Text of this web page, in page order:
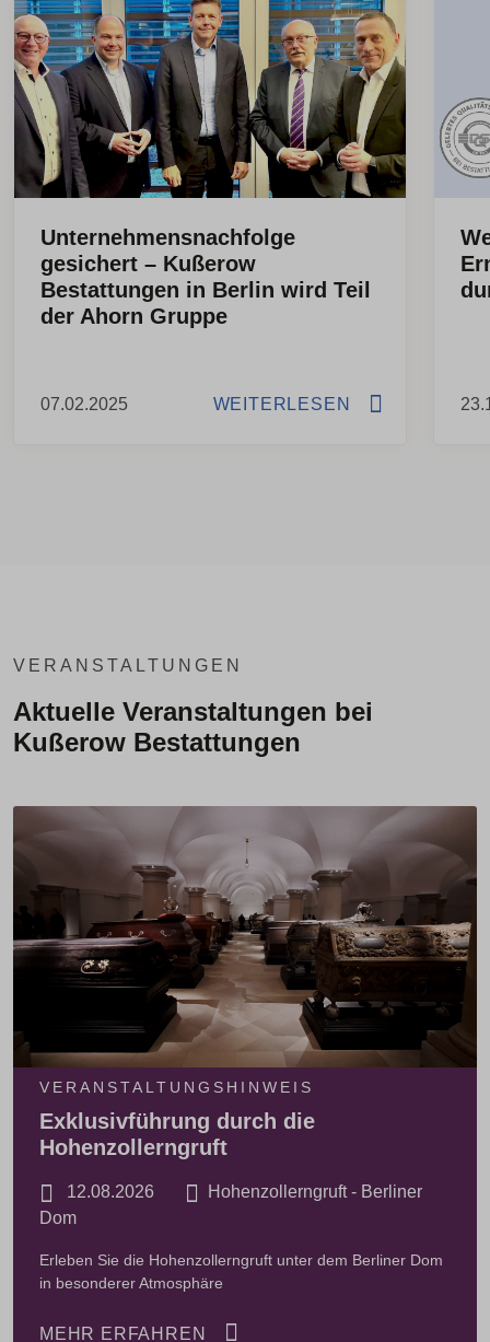
Unternehmensnachfolge
gesichert – Kußerow
Bestattungen in Berlin wird Teil
der Ahorn Gruppe
07.02.2025 WEITERLESEN
VERANSTALTUNGEN
Aktuelle Veranstaltungen bei
Kußerow Bestattungen
VERANSTALTUNGSHINWEIS
Exklusivführung durch die
Hohenzollerngruft
12.08.2026
Hohenzollerngruft - Berliner
Dom
Erleben Sie die Hohenzollerngruft unter dem Berliner Dom
in besonderer Atmosphäre
MEHR ERFAHREN